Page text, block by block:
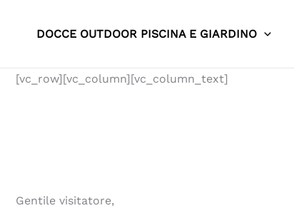
DOCCE OUTDOOR PISCINA E GIARDINO
[vc_row][vc_column][vc_column_text]
Gentile visitatore,